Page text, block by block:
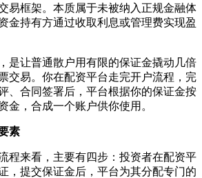
易框架。本质属于未被纳入正规金融体
金持有方通过收取利息或管理费实现盈
是让普通散户用有限的保证金撬动几倍
交易。你在配资平台走完开户流程，完
、合同签署后，平台根据你的保证金按
金，合成一个账户供你使用。
素
程来看，主要有四步：投资者在配资平
，提交保证金后，平台为其分配专门的